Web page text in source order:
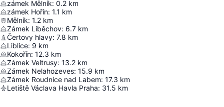
zámek Mělník: 0.2 km
zámek Hořín: 1.1 km
Mělník: 1.2 km
Zámek Liběchov: 6.7 km
Čertovy hlavy: 7.8 km
Liblice: 9 km
Kokořín: 12.3 km
Zámek Veltrusy: 13.2 km
Zámek Nelahozeves: 15.9 km
Zámek Roudnice nad Labem: 17.3 km
Letiště Václava Havla Praha: 31.5 km